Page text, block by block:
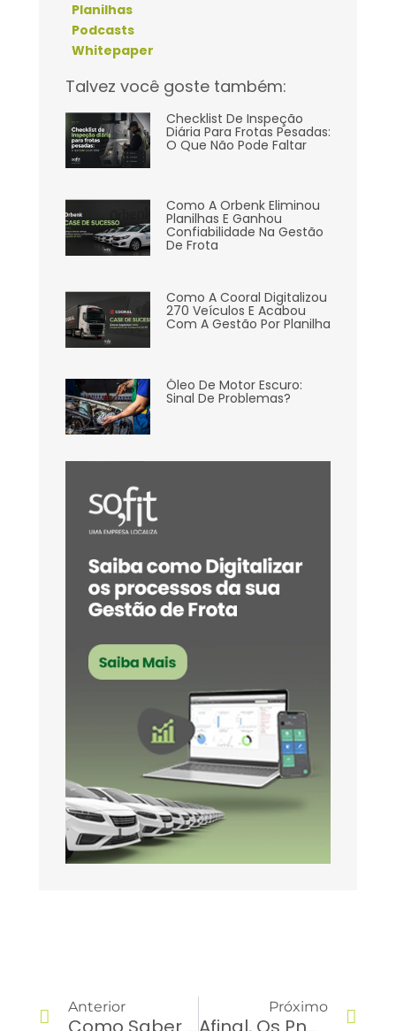
Planilhas
Podcasts
Whitepaper
Talvez você goste também:
Checklist De Inspeção
Diária Para Frotas Pesadas:
O Que Não Pode Faltar
Como A Orbenk Eliminou
Planilhas E Ganhou
Confiabilidade Na Gestão
De Frota
Como A Cooral Digitalizou
270 Veículos E Acabou
Com A Gestão Por Planilha
Óleo De Motor Escuro:
Sinal De Problemas?
Anterior Próximo